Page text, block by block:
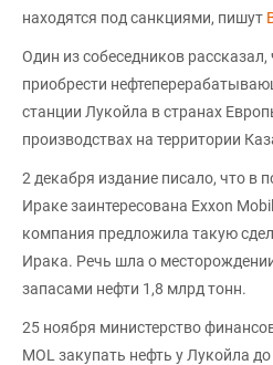
находятся под санкциями, пишут
Один из собеседников рассказал,
приобрести
станции Лукойла в странах
производствах на территории
2 декабря издание писало, что в
Ираке заинтересована Exxon
компания предложила такую
Ирака. Речь шла о
запасами нефти 1,8 млрд тонн.
25 ноября министерство
MOL закупать нефть у Лукойла